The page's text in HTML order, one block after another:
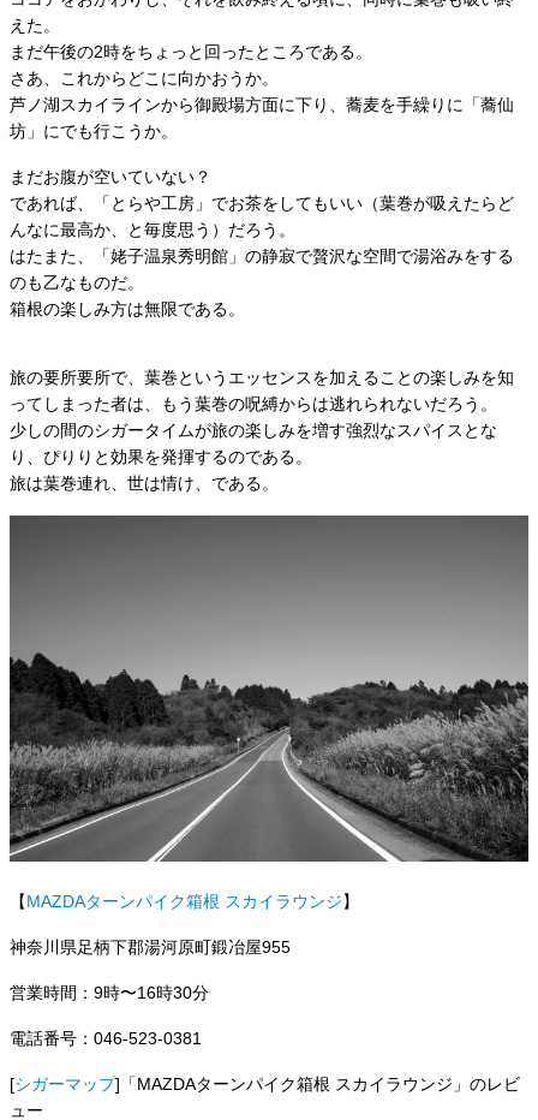
えた。
まだ午後の2時をちょっと回ったところである。
さあ、これからどこに向かおうか。
芦ノ湖スカイラインから御殿場方面に下り、蕎麦を手繰りに「蕎仙
坊」にでも行こうか。
まだお腹が空いていない？
であれば、「とらや工房」でお茶をしてもいい（葉巻が吸えたらど
んなに最高か、と毎度思う）だろう。
はたまた、「姥子温泉秀明館」の静寂で贅沢な空間で湯浴みをする
のも乙なものだ。
箱根の楽しみ方は無限である。
旅の要所要所で、葉巻というエッセンスを加えることの楽しみを知
ってしまった者は、もう葉巻の呪縛からは逃れられないだろう。
少しの間のシガータイムが旅の楽しみを増す強烈なスパイスとな
り、ぴりりと効果を発揮するのである。
旅は葉巻連れ、世は情け、である。
【MAZDAターンパイク箱根 スカイラウンジ】
神奈川県足柄下郡湯河原町鍛冶屋955
営業時間：9時〜16時30分
電話番号：046-523-0381
[シガーマップ]「MAZDAターンパイク箱根 スカイラウンジ 」のレビ
ュー